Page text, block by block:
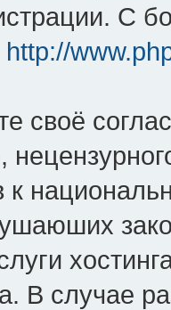
С
http://
своё
к
В случае